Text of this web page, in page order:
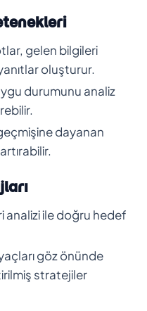
gelen bilgileri
oluşturur.
durumunu analiz
dayanan
analizi ile doğru hedef
göz önünde
stratejiler